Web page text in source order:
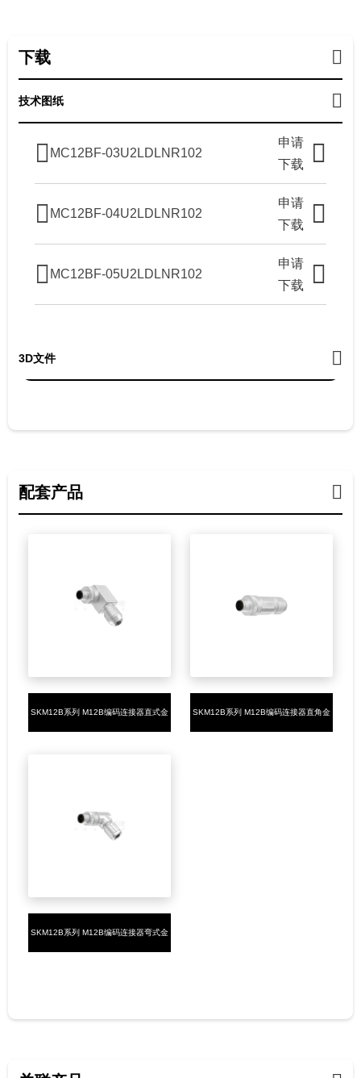
下载
技术图纸
MC12BF-03U2LDLNR102
申请
下载
MC12BF-04U2LDLNR102
申请
下载
MC12BF-05U2LDLNR102
申请
下载
3D文件
配套产品
SKM12B系列 M12B编码连接器直式金 SKM12B系列 M12B编码连接器直角金
SKM12B系列 M12B编码连接器弯式金